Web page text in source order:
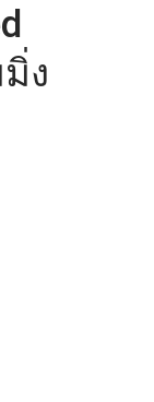
ง